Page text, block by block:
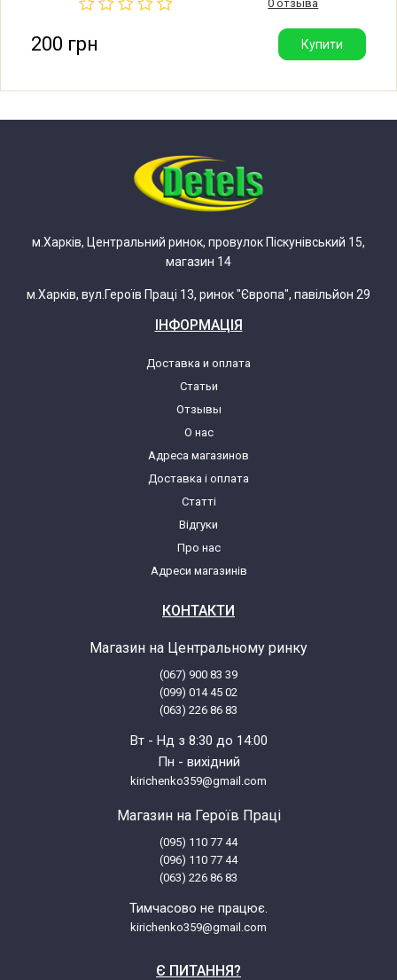
0 отзыва
200 грн Купити
м.Харків, Центральний ринок, провулок Піскунівський 15,
магазин 14
м.Харків, вул.Героїв Праці 13, ринок "Європа", павільйон 29
ІНФОРМАЦІЯ
Доставка и оплата
Статьи
Отзывы
О нас
Адреса магазинов
Доставка і оплата
Статті
Відгуки
Про нас
Адреси магазинів
КОНТАКТИ
Магазин на Центральному ринку
(067) 900 83 39
(099) 014 45 02
(063) 226 86 83
Вт - Нд з 8:30 до 14:00
Пн - вихідний
kirichenko359@gmail.com
Магазин на Героїв Праці
(095) 110 77 44
(096) 110 77 44
(063) 226 86 83
Тимчасово не працює.
kirichenko359@gmail.com
Є ПИТАННЯ?